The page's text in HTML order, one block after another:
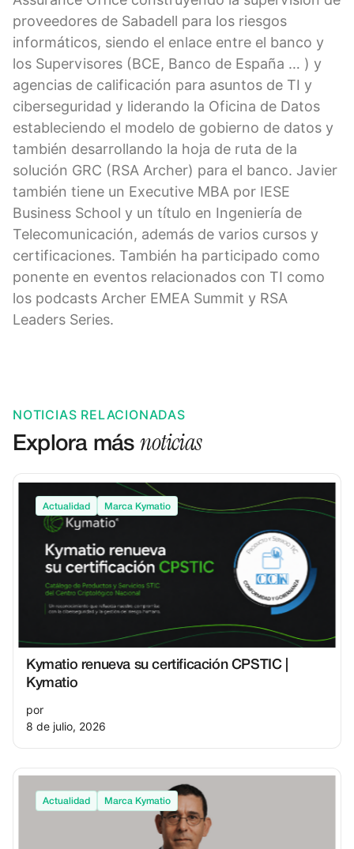
proveedores de Sabadell para los riesgos
informáticos, siendo el enlace entre el banco y
los Supervisores (BCE, Banco de España … ) y
agencias de calificación para asuntos de TI y
ciberseguridad y liderando la Oficina de Datos
estableciendo el modelo de gobierno de datos y
también desarrollando la hoja de ruta de la
solución GRC (RSA Archer) para el banco. Javier
también tiene un Executive MBA por IESE
Business School y un título en Ingeniería de
Telecomunicación, además de varios cursos y
certificaciones. También ha participado como
ponente en eventos relacionados con TI como
los podcasts Archer EMEA Summit y RSA
Leaders Series.
NOTICIAS RELACIONADAS
Explora másnoticias
Actualidad Marca Kymatio
Kymatio renueva su certificación CPSTIC |
Kymatio
por
8 de julio, 2026
Actualidad Marca Kymatio